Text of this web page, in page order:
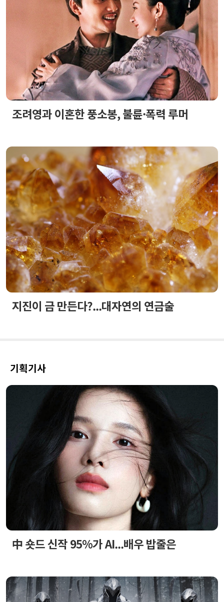
조려영과 이혼한 풍소봉, 불륜·폭력 루머
지진이 금 만든다?...대자연의 연금술
기획기사
中 숏드 신작 95%가 AI...배우 밥줄은